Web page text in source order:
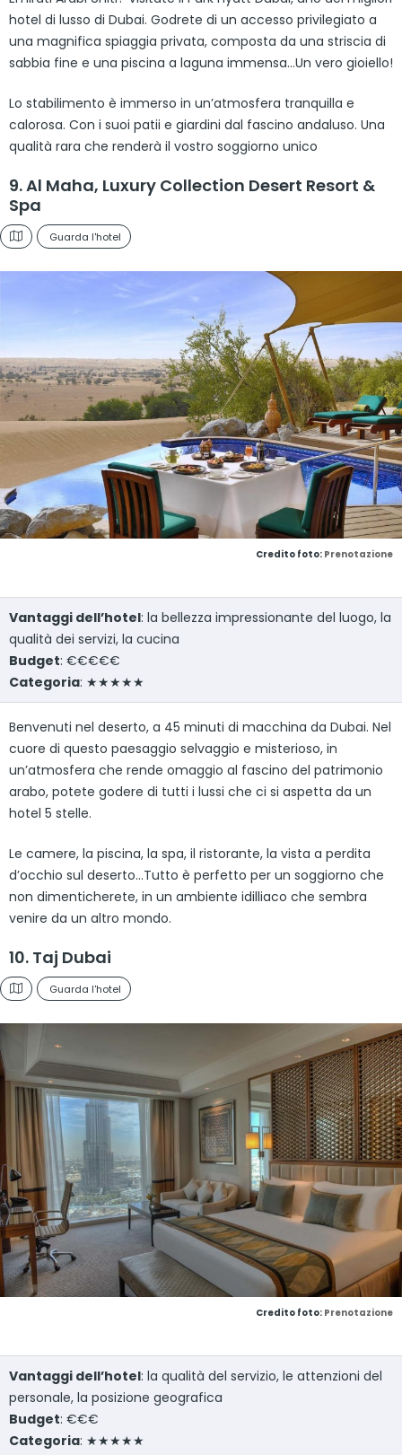
hotel di lusso di Dubai. Godrete di un accesso privilegiato a
una magnifica spiaggia privata, composta da una striscia di
sabbia fine e una piscina a laguna immensa…Un vero gioiello!
Lo stabilimento è immerso in un’atmosfera tranquilla e
calorosa. Con i suoi patii e giardini dal fascino andaluso. Una
qualità rara che renderà il vostro soggiorno unico
9. Al Maha, Luxury Collection Desert Resort &
Spa
Guarda l'hotel
Credito foto: Prenotazione
Vantaggi dell’hotel: la bellezza impressionante del luogo, la
qualità dei servizi, la cucina
Budget: €€€€€
Categoria: ★★★★★
Benvenuti nel deserto, a 45 minuti di macchina da Dubai. Nel
cuore di questo paesaggio selvaggio e misterioso, in
un’atmosfera che rende omaggio al fascino del patrimonio
arabo, potete godere di tutti i lussi che ci si aspetta da un
hotel 5 stelle.
Le camere, la piscina, la spa, il ristorante, la vista a perdita
d’occhio sul deserto…Tutto è perfetto per un soggiorno che
non dimenticherete, in un ambiente idilliaco che sembra
venire da un altro mondo.
10. Taj Dubai
Guarda l'hotel
Credito foto: Prenotazione
Vantaggi dell’hotel: la qualità del servizio, le attenzioni del
personale, la posizione geografica
Budget: €€€
Categoria: ★★★★★